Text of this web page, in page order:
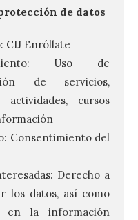
de datos
CIJ Enróllate
Uso de
de servicios,
cursos
Consentimiento del
Derecho a
los datos, así como
en la información